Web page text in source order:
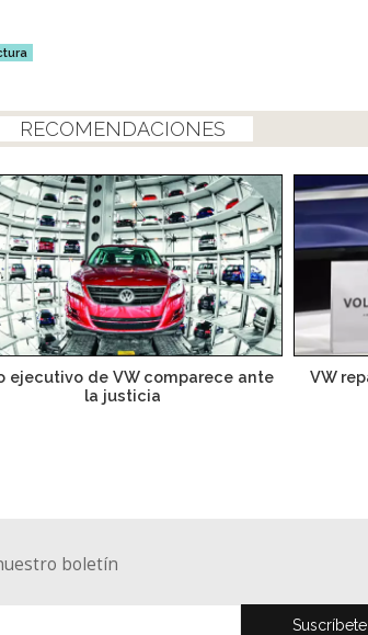
RECOMENDACIONES
ejecutivo de VW comparece ante
la justicia
VW
boletín